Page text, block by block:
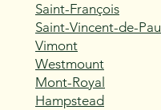
Saint-François
Saint-Vincent-de-Paul
Vimont
Westmount
Mont-Royal
Hampstead